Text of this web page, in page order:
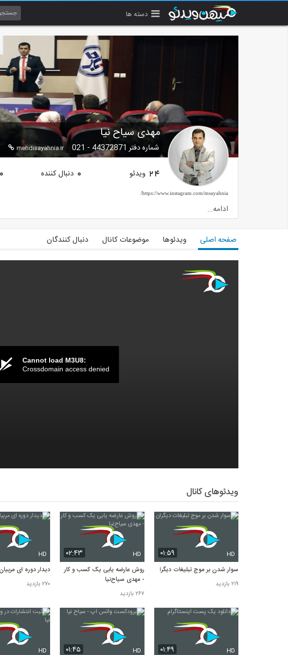
دسته ها
مهدی سیاح نیا
شماره دفتر 44372871 - 021 mehdisayahnia.ir
24 ویدئو 0 دنبال کننده 0
https://www.instagram.com/msayahnia/
کارشناس رادیو اقتصاد
دارای سابقه تدریس و مشاوره در بیش از ۲۰۰ کسب و کار خصوصی و دولتی
طراح دوره مربیان کسب و کار
ادامه...
صفحه اصلی ویدئوها موضوعات کانال دنبال کنندگان
Cannot load M3U8:
Crossdomain access denied
ویدئوهای کانال
۰۱:۵۹ HD
سوار شدن بر موج تبلیغات دیگران
۲۱۹ بازدید
۰۲:۴۳ HD
روش عارضه یابی یک کسب و کار
- مهدی سیاح‌نیا
۲۶۷ بازدید
HD
دیدار دوره ای
۲۷۰ بازدید
۰۱:۴۹ HD ۰۱:۴۵ HD
HD